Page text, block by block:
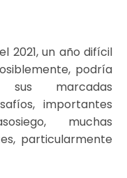
2021, un año difícil
podría
marcadas
importantes
muchas
particularmente